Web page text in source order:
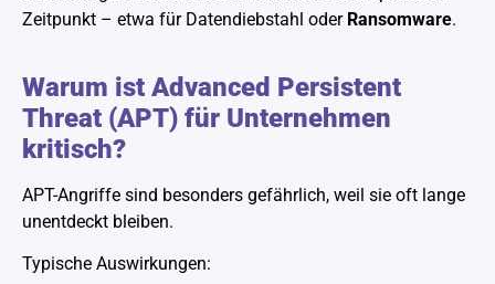
Zeitpunkt – etwa für Datendiebstahl oder Ransomware.
Warum ist Advanced Persistent
Threat (APT) für Unternehmen
kritisch?
APT-Angriffe sind besonders gefährlich, weil sie oft lange
unentdeckt bleiben.
Typische Auswirkungen: